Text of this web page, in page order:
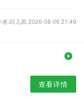
者:邱儿凤 2026-08-06 21:49
查看详情